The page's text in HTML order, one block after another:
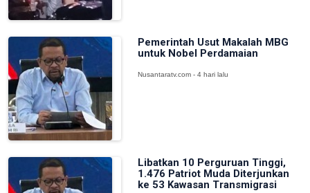
Pemerintah Usut Makalah MBG
untuk Nobel Perdamaian
Nusantaratv.com - 4 hari lalu
Libatkan 10 Perguruan Tinggi,
1.476 Patriot Muda Diterjunkan
ke 53 Kawasan Transmigrasi